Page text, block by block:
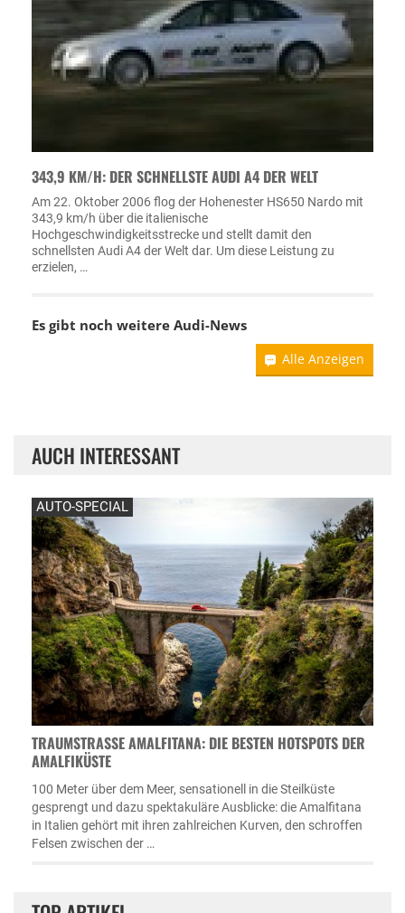
343,9 KM/H: DER SCHNELLSTE AUDI A4 DER WELT
Am 22. Oktober 2006 flog der Hohenester HS650 Nardo mit
343,9 km/h über die italienische
Hochgeschwindigkeitsstrecke und stellt damit den
schnellsten Audi A4 der Welt dar. Um diese Leistung zu
erzielen, …
Es gibt noch weitere Audi-News
Alle Anzeigen
AUCH INTERESSANT
AUTO-SPECIAL
TRAUMSTRASSE AMALFITANA: DIE BESTEN HOTSPOTS DER A
MALFIKÜSTE
100 Meter über dem Meer, sensationell in die Steilküste
gesprengt und dazu spektakuläre Ausblicke: die Amalfitana
in Italien gehört mit ihren zahlreichen Kurven, den schroffen
Felsen zwischen der …